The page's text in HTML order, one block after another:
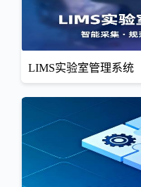
LIMS实验室管理系统